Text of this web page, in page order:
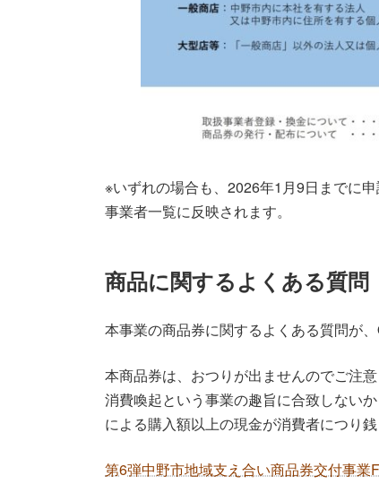
※いずれの場合も、2026年1月9日までに
事業者一覧に反映されます。
商品に関するよくある質問
本事業の商品券に関するよくある質問が
本商品券は、おつりが出ませんのでご注
消費喚起という事業の趣旨に合致しない
による購入額以上の現金が消費者につり
第6弾中野市地域支え合い商品券交付事業